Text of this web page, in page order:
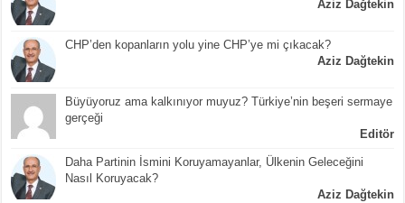
Aziz Dağtekin
CHP’den kopanların yolu yine CHP’ye mi çıkacak?
Aziz Dağtekin
Büyüyoruz ama kalkınıyor muyuz? Türkiye’nin beşeri sermaye
gerçeği
Editör
Daha Partinin İsmini Koruyamayanlar, Ülkenin Geleceğini
Nasıl Koruyacak?
Aziz Dağtekin